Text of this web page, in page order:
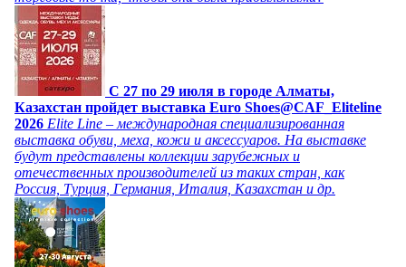
C 27 по 29 июля в городе Алматы,
Казахстан пройдет выставка Euro Shoes@CAF_Eliteline
2026 Elite Line – международная специализированная
выставка обуви, меха, кожи и аксессуаров. На выставке
будут представлены коллекции зарубежных и
отечественных производителей из таких стран, как
Россия, Турция, Германия, Италия, Казахстан и др.